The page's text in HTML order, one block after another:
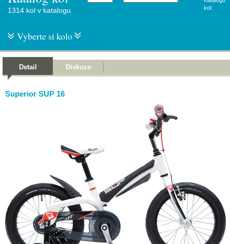
kol:
1314 kol v katalogu
Vyberte si kolo
Detail Diskuze
Superior SUP 16